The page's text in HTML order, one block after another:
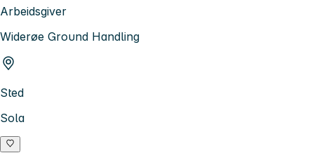
Arbeidsgiver
Widerøe Ground Handling
Sted
Sola